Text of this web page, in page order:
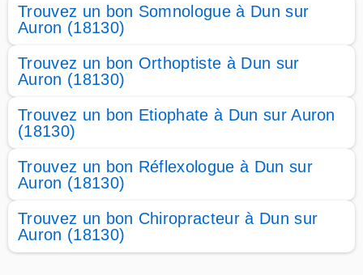
Trouvez un bon Somnologue à Dun sur
Auron (18130)
Trouvez un bon Orthoptiste à Dun sur
Auron (18130)
Trouvez un bon Etiophate à Dun sur Auron
(18130)
Trouvez un bon Réflexologue à Dun sur
Auron (18130)
Trouvez un bon Chiropracteur à Dun sur
Auron (18130)